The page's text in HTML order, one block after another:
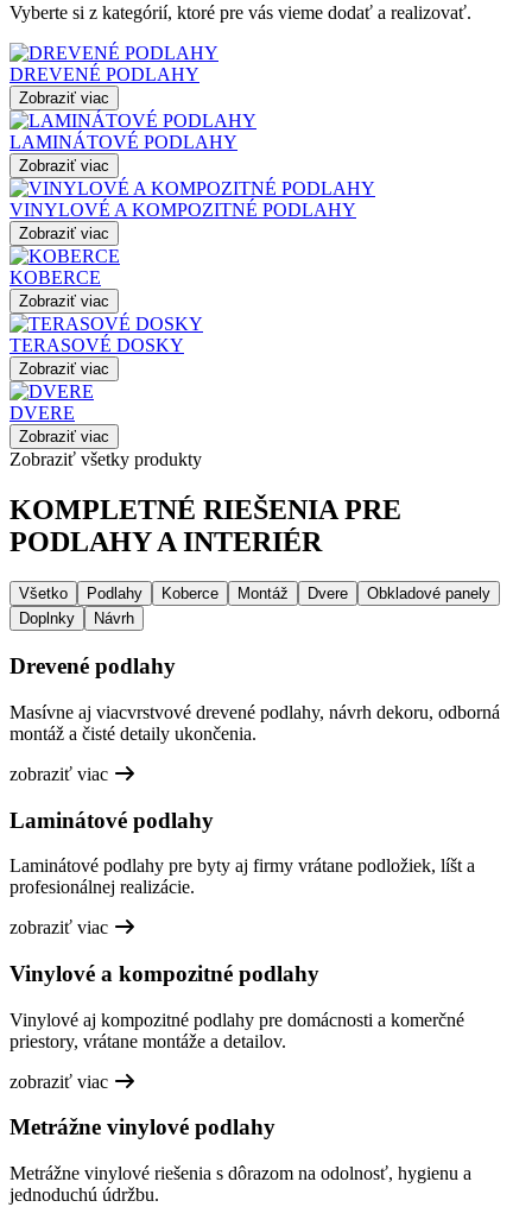
Vyberte si z kategórií, ktoré pre vás vieme dodať a realizovať.
DREVENÉ PODLAHY
Zobraziť viac
LAMINÁTOVÉ PODLAHY
Zobraziť viac
VINYLOVÉ A KOMPOZITNÉ PODLAHY
Zobraziť viac
KOBERCE
Zobraziť viac
TERASOVÉ DOSKY
Zobraziť viac
DVERE
Zobraziť viac
Zobraziť všetky produkty
KOMPLETNÉ RIEŠENIA PRE
PODLAHY A INTERIÉR
Všetko Podlahy Koberce Montáž Dvere
Obkladové panely
Doplnky
Návrh
Drevené podlahy
Masívne aj viacvrstvové drevené podlahy, návrh dekoru, odborná
montáž a čisté detaily ukončenia.
zobraziť viac
Laminátové podlahy
Laminátové podlahy pre byty aj firmy vrátane podložiek, líšt a
profesionálnej realizácie.
zobraziť viac
Vinylové a kompozitné podlahy
Vinylové aj kompozitné podlahy pre domácnosti a komerčné
priestory, vrátane montáže a detailov.
zobraziť viac
Metrážne vinylové podlahy
Metrážne vinylové riešenia s dôrazom na odolnosť, hygienu a
jednoduchú údržbu.